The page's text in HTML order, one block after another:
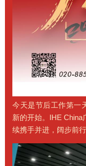
今天是节后工作第一
新的开始。IHE
续携手并进，阔步前